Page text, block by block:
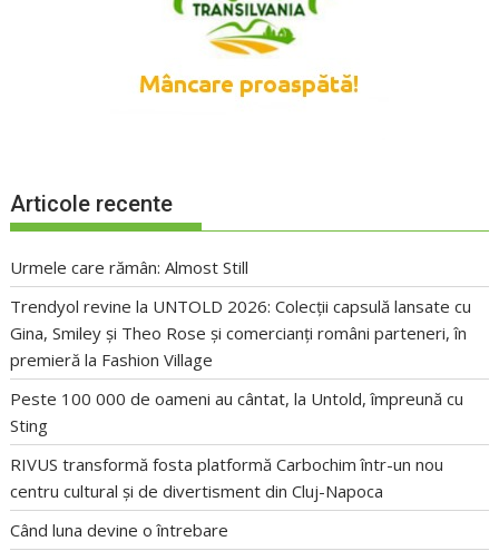
Articole recente
Urmele care rămân: Almost Still
Trendyol revine la UNTOLD 2026: Colecții capsulă lansate cu
Gina, Smiley și Theo Rose și comercianți români parteneri, în
premieră la Fashion Village
Peste 100 000 de oameni au cântat, la Untold, împreună cu
Sting
RIVUS transformă fosta platformă Carbochim într-un nou
centru cultural și de divertisment din Cluj-Napoca
Când luna devine o întrebare